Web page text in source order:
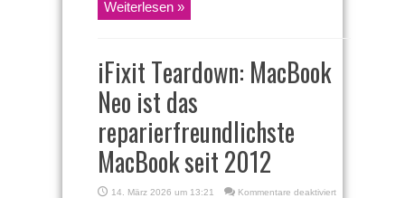
Weiterlesen »
iFixit Teardown: MacBook
Neo ist das
reparierfreundlichste
MacBook seit 2012
14. März 2026 um 13:21 Kommentare deaktiviertfür